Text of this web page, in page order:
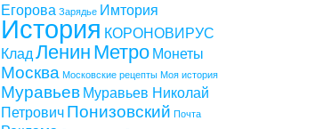
Егорова Зарядье Имтория
История КОРОНОВИРУС
Клад Ленин Метро Монеты
Москва Московские рецепты Моя история
Муравьев Муравьев Николай
Петрович Понизовский Почта